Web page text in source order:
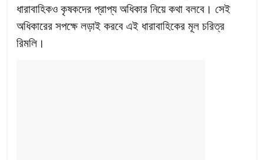
ধারাবাহিকও কৃষকদের প্রাপ্য অধিকার নিয়ে কথা বলবে। সেই
অধিকারের সপক্ষে লড়াই করবে এই ধারাবাহিকের মূল চরিত্র
রিমলি।